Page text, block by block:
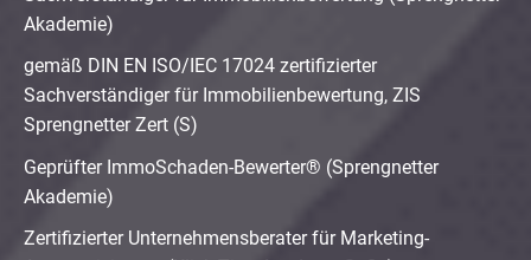
Akademie)
gemäß DIN EN ISO/IEC 17024 zertifizierter
Sachverständiger für Immobilienbewertung, ZIS
Sprengnetter Zert (S)
Geprüfter ImmoSchaden-Bewerter® (Sprengnetter
Akademie)
Zertifizierter Unternehmensberater für Marketing-